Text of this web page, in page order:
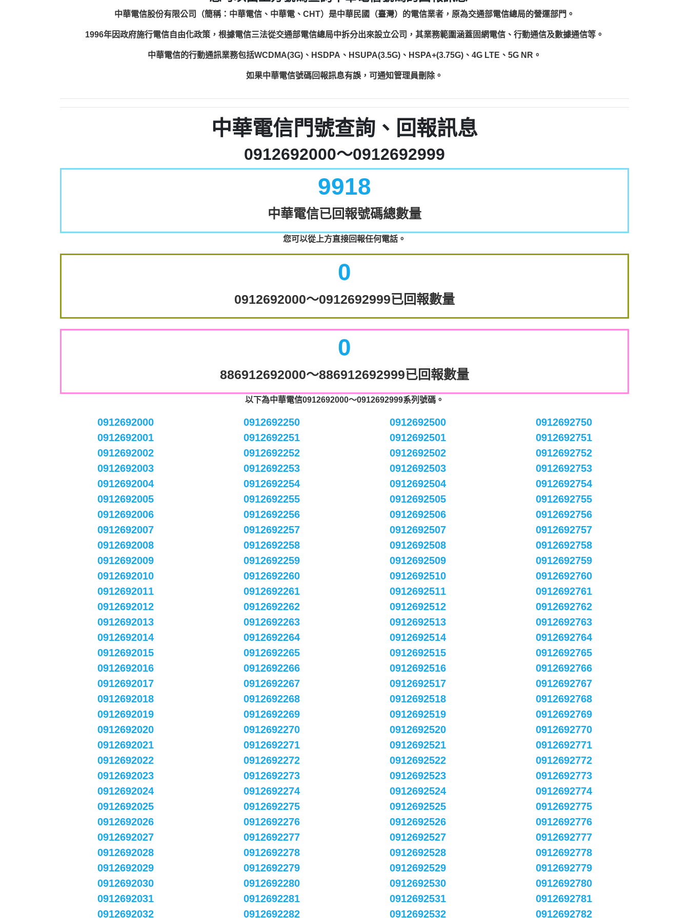
中華電信股份有限公司（簡稱：中華電信、中華電、CHT）是中華民國（臺灣）的電信業者，原為交通部電信總局的營運部門。
1996年因政府施行電信自由化政策，根據電信三法從交通部電信總局中拆分出來設立公司，其業務範圍涵蓋固網電信、行動通信及數據通信等。
中華電信的行動通訊業務包括WCDMA(3G)、HSDPA、HSUPA(3.5G)、HSPA+(3.75G)、4G LTE、5G NR。
如果中華電信號碼回報訊息有誤，可通知管理員刪除。
中華電信門號查詢、回報訊息
0912692000～0912692999
9918
中華電信已回報號碼總數量
您可以從上方直接回報任何電話。
0
0912692000～0912692999已回報數量
0
886912692000～886912692999已回報數量
以下為中華電信0912692000～0912692999系列號碼。
0912692000
0912692001
0912692002
0912692003
0912692004
0912692005
0912692006
0912692007
0912692008
0912692009
0912692010
0912692011
0912692012
0912692013
0912692014
0912692015
0912692016
0912692017
0912692018
0912692019
0912692020
0912692021
0912692022
0912692023
0912692024
0912692025
0912692026
0912692027
0912692028
0912692029
0912692030
0912692031
0912692032
0912692250
0912692251
0912692252
0912692253
0912692254
0912692255
0912692256
0912692257
0912692258
0912692259
0912692260
0912692261
0912692262
0912692263
0912692264
0912692265
0912692266
0912692267
0912692268
0912692269
0912692270
0912692271
0912692272
0912692273
0912692274
0912692275
0912692276
0912692277
0912692278
0912692279
0912692280
0912692281
0912692282
0912692500
0912692501
0912692502
0912692503
0912692504
0912692505
0912692506
0912692507
0912692508
0912692509
0912692510
0912692511
0912692512
0912692513
0912692514
0912692515
0912692516
0912692517
0912692518
0912692519
0912692520
0912692521
0912692522
0912692523
0912692524
0912692525
0912692526
0912692527
0912692528
0912692529
0912692530
0912692531
0912692532
0912692750
0912692751
0912692752
0912692753
0912692754
0912692755
0912692756
0912692757
0912692758
0912692759
0912692760
0912692761
0912692762
0912692763
0912692764
0912692765
0912692766
0912692767
0912692768
0912692769
0912692770
0912692771
0912692772
0912692773
0912692774
0912692775
0912692776
0912692777
0912692778
0912692779
0912692780
0912692781
0912692782